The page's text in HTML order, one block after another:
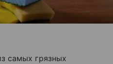
самых грязных